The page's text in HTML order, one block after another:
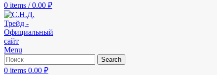
0 items / 0.00 ₽
Menu
Search
0 items 0.00 ₽